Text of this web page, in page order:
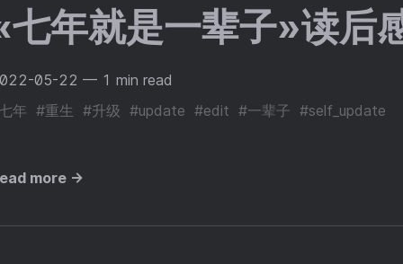
七年就是一辈子»读后
05-22 — 1 min read
年 #重生 #升级 #update #edit #一辈子 #self_update
more →